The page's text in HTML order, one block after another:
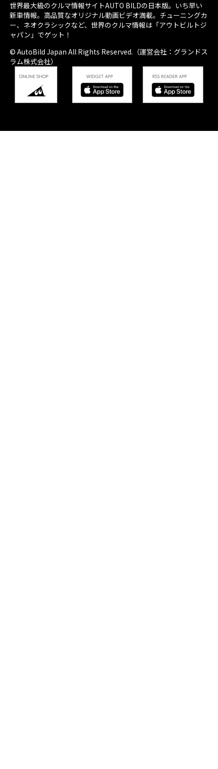
世界最大級のクルマ情報サイトAUTO BILDの日本版。いち早い
新車情報。高品質なオリジナル動画ビデオ満載。チューニングカ
ー、ネオクラシックなど、世界のクルマ情報は「アウトビルトジ
ャパン」でゲット！
© AutoBild Japan All Rights Reserved.（運営会社：グランドス
ラム株式会社）